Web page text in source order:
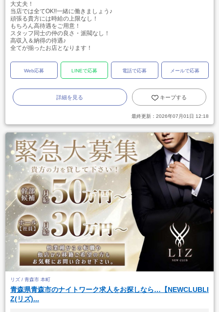
大丈夫！
当店では全てOK!!一緒に働きましょう♪
頑張る貴方には時給の上限なし！
もちろん高待遇をご用意！
スタッフ同士の仲の良さ・派閥なし！
高収入＆納得の待遇♪
全てが揃ったお店となります！
Web応募 LINEで応募 電話で応募 メールで応募
詳細を見る キープする
最終更新： 2026年07月01日 12:18
リズ / 青森市 本町
青森県青森市のナイトワーク求人をお探しなら…【NEWCLUBLI
Z(リズ)...